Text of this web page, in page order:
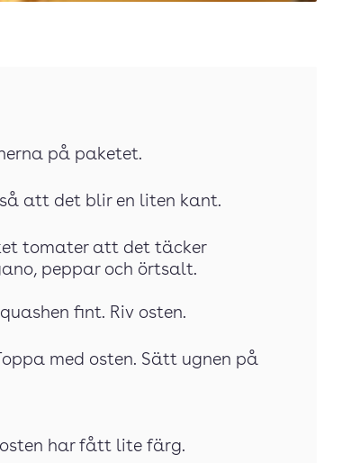
på paketet.
att det blir en liten kant.
tomater att det täcker
peppar och örtsalt.
fint. Riv osten.
med osten. Sätt ugnen på
har fått lite färg.